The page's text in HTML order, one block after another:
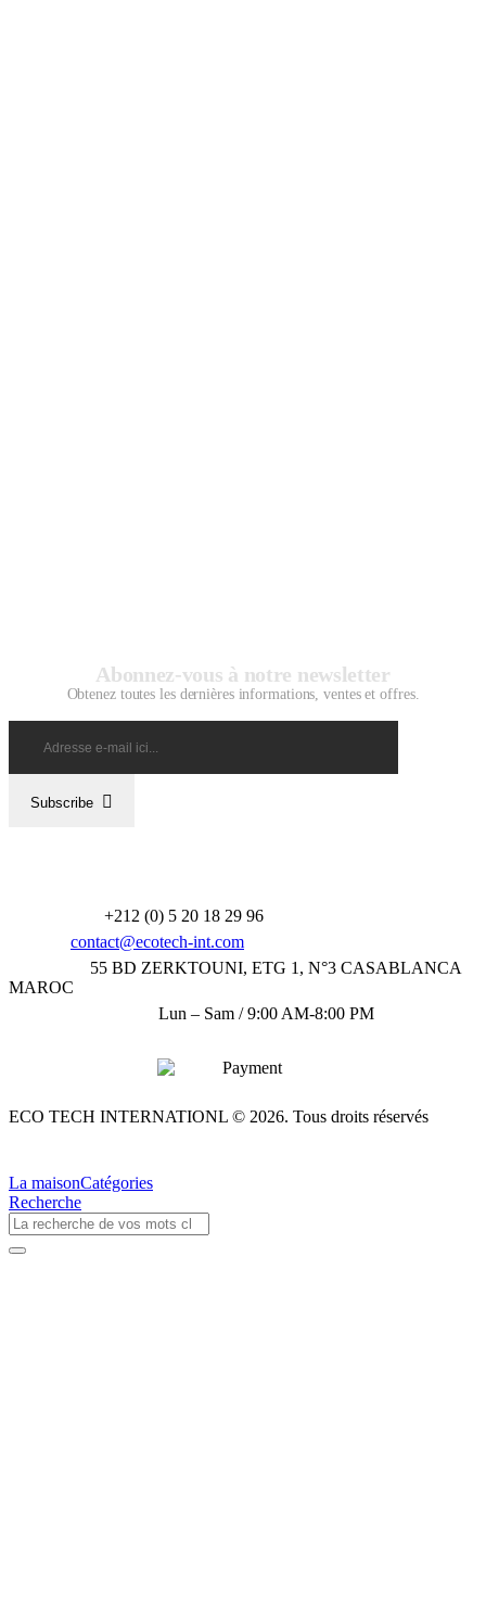
Abonnez-vous à notre newsletter
Obtenez toutes les dernières informations, ventes et offres.
Subscribe
+212 (0) 5 20 18 29 96‬
contact@ecotech-int.com
55 BD ZERKTOUNI, ETG 1, N°3 CASABLANCA
MAROC
Lun – Sam / 9:00 AM-8:00 PM
ECO TECH INTERNATIONL © 2026. Tous droits réservés
La maisonCatégories
Recherche